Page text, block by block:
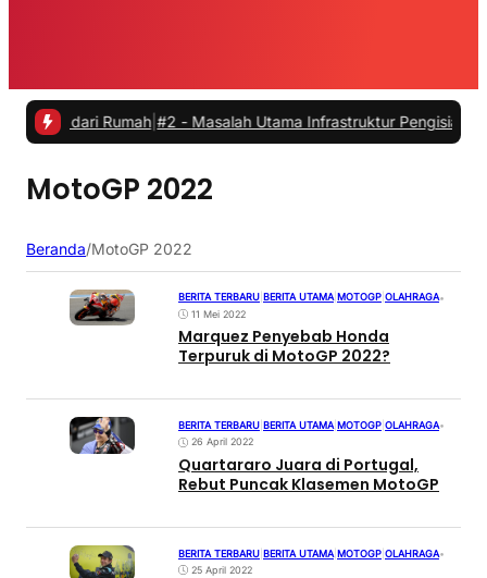
dari Rumah| #2 -Masalah Utama Infrastruktur Pengisian Daya
MotoGP 2022
Beranda/MotoGP 2022
BERITA TERBARU BERITA UTAMA MOTOGP OLAHRAGA•
11 Mei 2022
Marquez Penyebab Honda
Terpuruk di MotoGP 2022?
BERITA TERBARU BERITA UTAMA MOTOGP OLAHRAGA•
26 April 2022
Quartararo Juara di Portugal,
Rebut Puncak Klasemen MotoGP
BERITA TERBARU BERITA UTAMA MOTOGP OLAHRAGA•
25 April 2022